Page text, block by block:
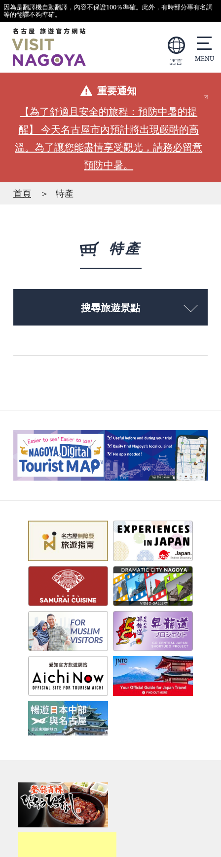
因為是翻譯機自動翻譯，內容不保證100％準確。此外，有時部分專有名詞
等的翻譯不夠準確。
語言
重要通知
【為了舒適且安全的旅程：預防中暑的提
醒】 今天名古屋市內預計將出現嚴酷的高
溫。為了讓您能盡情享受觀光，請務必留意
預防中暑。
首頁 特產
特產
搜尋旅遊景點